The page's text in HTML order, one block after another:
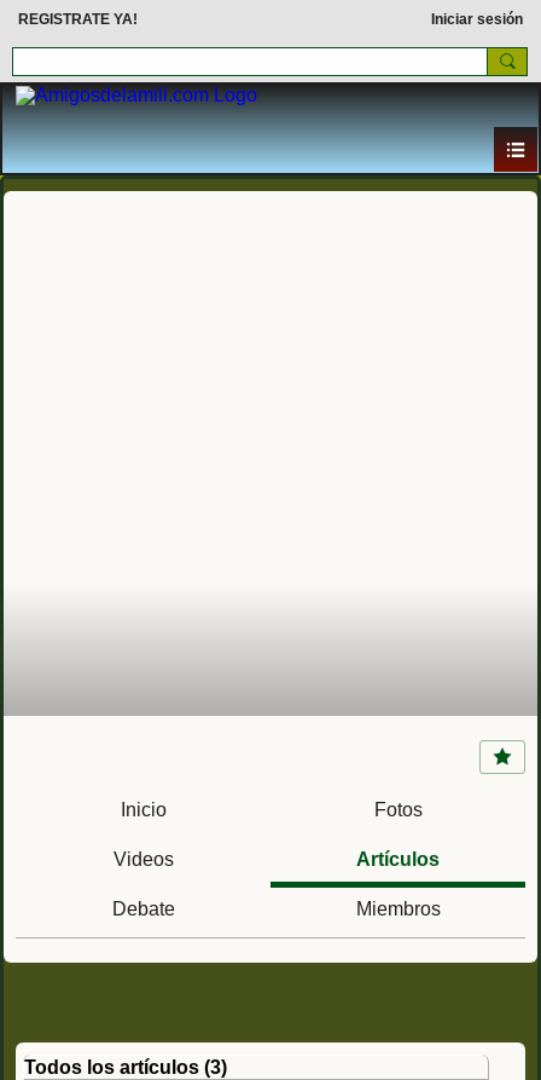
REGISTRATE YA! Iniciar sesión
Presidio Nuestra Señora de Loreto de la Bahía
Inicio Fotos
Videos Artículos
Debate Miembros
Todos los artículos (3)